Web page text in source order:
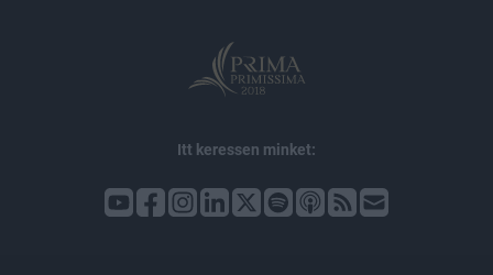
Itt keressen minket: